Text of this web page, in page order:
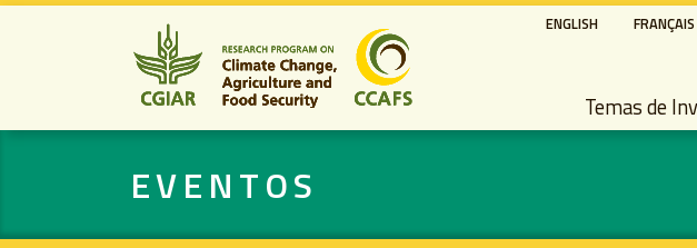
ENGLISH FRANÇAIS
Main
Temas de
EVENTOS